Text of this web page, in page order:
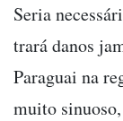
Seria
trará danos
Paraguai na
muito